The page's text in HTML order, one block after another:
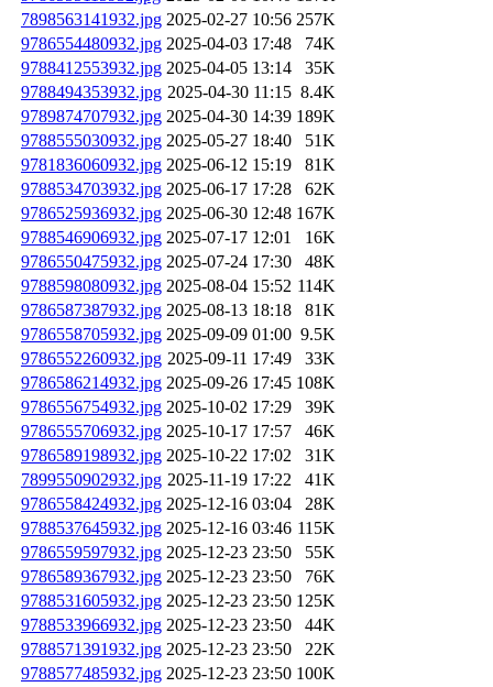
7898563141932.jpg 2025-02-27 10:56 257K
9786554480932.jpg 2025-04-03 17:48
74K
9788412553932.jpg 2025-04-05 13:14
35K
9788494353932.jpg 2025-04-30 11:15 8.4K
9789874707932.jpg 2025-04-30 14:39 189K
9788555030932.jpg 2025-05-27 18:40
51K
9781836060932.jpg 2025-06-12 15:19
81K
9788534703932.jpg 2025-06-17 17:28
62K
9786525936932.jpg 2025-06-30 12:48 167K
9788546906932.jpg 2025-07-17 12:01
16K
9786550475932.jpg 2025-07-24 17:30
48K
9788598080932.jpg 2025-08-04 15:52 114K
9786587387932.jpg 2025-08-13 18:18
81K
9786558705932.jpg 2025-09-09 01:00 9.5K
9786552260932.jpg 2025-09-11 17:49
33K
9786586214932.jpg 2025-09-26 17:45 108K
9786556754932.jpg 2025-10-02 17:29
39K
9786555706932.jpg 2025-10-17 17:57
46K
9786589198932.jpg 2025-10-22 17:02
31K
7899550902932.jpg 2025-11-19 17:22
41K
9786558424932.jpg 2025-12-16 03:04
28K
9788537645932.jpg 2025-12-16 03:46 115K
9786559597932.jpg 2025-12-23 23:50
55K
9786589367932.jpg 2025-12-23 23:50
76K
9788531605932.jpg 2025-12-23 23:50 125K
9788533966932.jpg 2025-12-23 23:50
44K
9788571391932.jpg 2025-12-23 23:50
22K
9788577485932.jpg 2025-12-23 23:50 100K